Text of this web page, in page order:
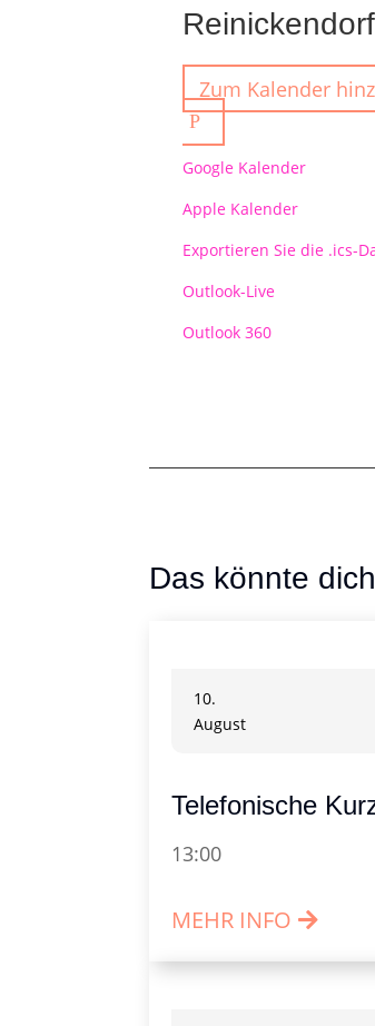
Reinickendorf
Zum Kalender
Google Kalender
Apple Kalender
Exportieren Sie die .ics-
Outlook-Live
Outlook 360
Das könnte
10.
August
Telefonische
13:00
MEHR INFO